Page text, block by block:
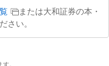
または大和証券の本・
さい。